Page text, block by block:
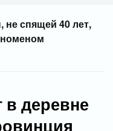
спящей 40 лет,
деревне